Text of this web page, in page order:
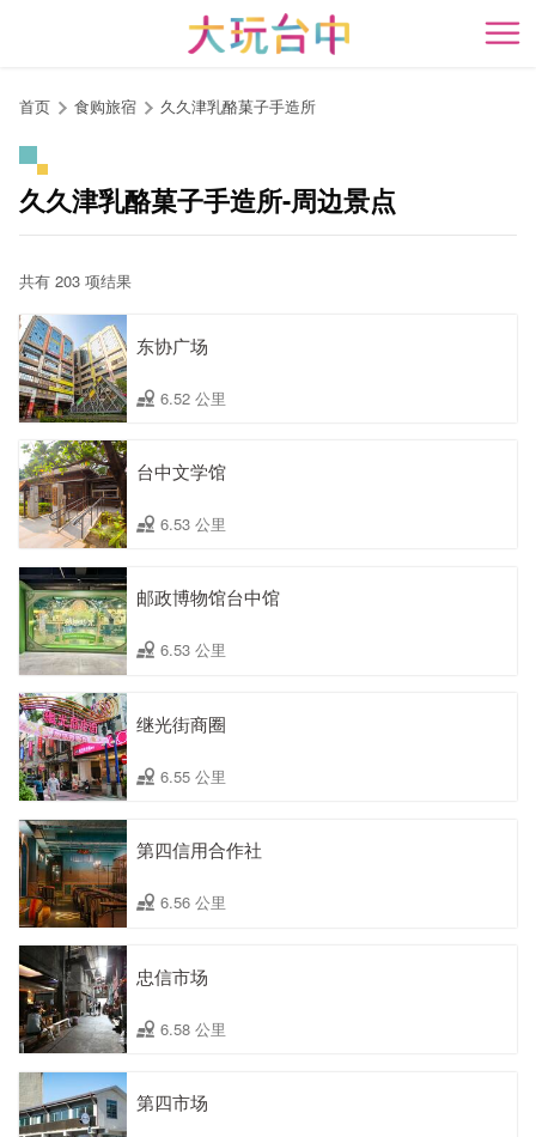
开
首页 食购旅宿 久久津乳酪菓子手造所
久久津乳酪菓子手造所-周边景点
共有 203 项结果
东协广场
6.52 公里
台中文学馆
6.53 公里
邮政博物馆台中馆
6.53 公里
继光街商圈
6.55 公里
第四信用合作社
6.56 公里
忠信市场
6.58 公里
第四市场